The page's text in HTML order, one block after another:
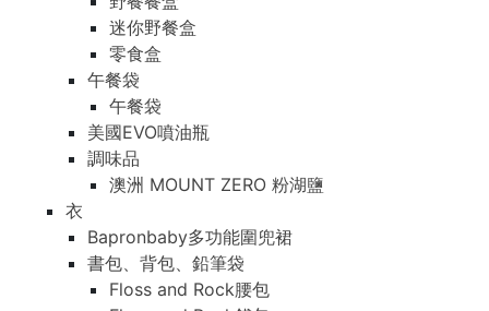
迷你野餐盒
零食盒
午餐袋
午餐袋
美國EVO噴油瓶
調味品
澳洲 MOUNT ZERO 粉湖鹽
衣
Bapronbaby多功能圍兜裙
書包、背包、鉛筆袋
Floss and Rock腰包